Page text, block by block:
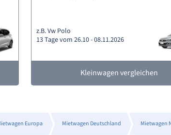
z.B. Vw Polo
13 Tage vom 26.10 - 08.11.2026
Kleinwagen vergleichen
Europa Mietwagen Deutschland Mietwagen